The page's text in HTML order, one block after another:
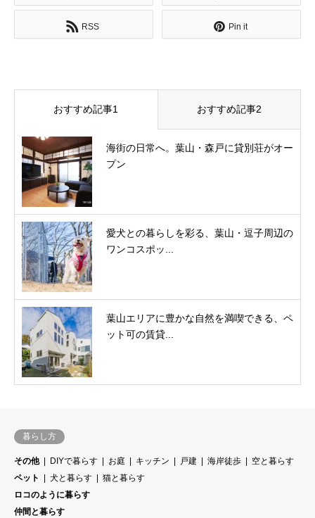
RSS Pin it
おすすめ記事1 おすすめ記事2
海街の日常へ。葉山・森戸に貸別荘がオー
プン
愛犬との暮らしを彩る、葉山・逗子周辺の
ワンコスポッ...
葉山エリアに豊かな自然を満喫できる、ペ
ット可の賃貸...
暮らし方
その他 DIYで暮らす お庭 キッチン 戸建 海岸徒歩
空と暮らす
ペット
犬と暮らす
猫と暮らす
ロコのように暮らす
仲間と暮らす